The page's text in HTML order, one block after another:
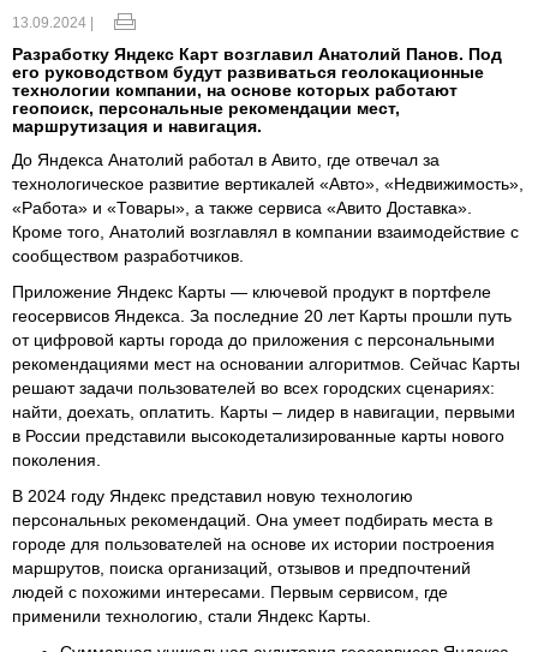
13.09.2024 |
Разработку Яндекс Карт возглавил Анатолий Панов. Под
его руководством будут развиваться геолокационные
технологии компании, на основе которых работают
геопоиск, персональные рекомендации мест,
маршрутизация и навигация.
До Яндекса Анатолий работал в Авито, где отвечал за
технологическое развитие вертикалей «Авто», «Недвижимость»,
«Работа» и «Товары», а также сервиса «Авито Доставка».
Кроме того, Анатолий возглавлял в компании взаимодействие с
сообществом разработчиков.
Приложение Яндекс Карты — ключевой продукт в портфеле
геосервисов Яндекса. За последние 20 лет Карты прошли путь
от цифровой карты города до приложения с персональными
рекомендациями мест на основании алгоритмов. Сейчас Карты
решают задачи пользователей во всех городских сценариях:
найти, доехать, оплатить. Карты – лидер в навигации, первыми
в России представили высокодетализированные карты нового
поколения.
В 2024 году Яндекс представил новую технологию
персональных рекомендаций. Она умеет подбирать места в
городе для пользователей на основе их истории построения
маршрутов, поиска организаций, отзывов и предпочтений
людей с похожими интересами. Первым сервисом, где
применили технологию, стали Яндекс Карты.